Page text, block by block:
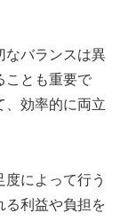
なバランスは異
ことも重要で
、効率的に両立
によって行う
る利益や負担を